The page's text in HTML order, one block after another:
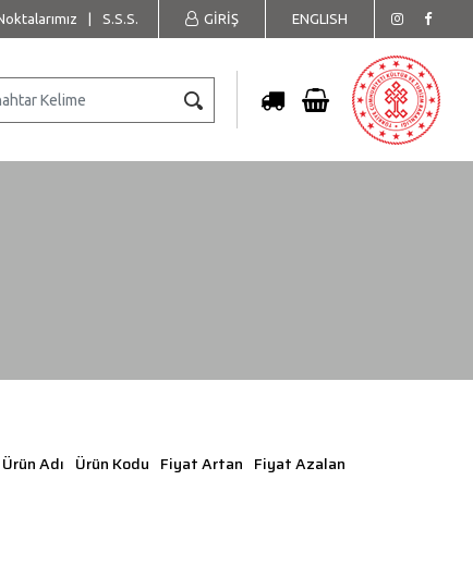
ENGLISH
GİRİŞ
S.S.S.
Ürün Adı Ürün Kodu Fiyat Artan Fiyat Azalan